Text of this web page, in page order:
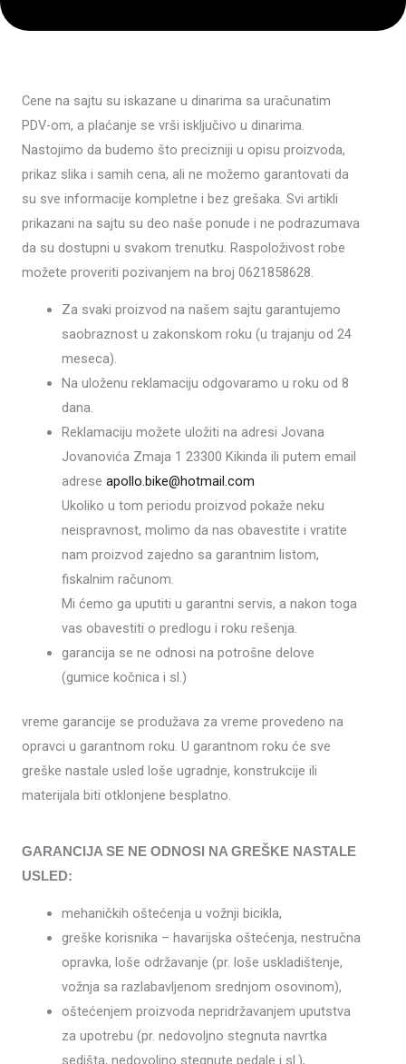
Cene na sajtu su iskazane u dinarima sa uračunatim
PDV-om, a plaćanje se vrši isključivo u dinarima.
Nastojimo da budemo što precizniji u opisu proizvoda,
prikaz slika i samih cena, ali ne možemo garantovati da
su sve informacije kompletne i bez grešaka. Svi artikli
prikazani na sajtu su deo naše ponude i ne podrazumava
da su dostupni u svakom trenutku. Raspoloživost robe
možete proveriti pozivanjem na broj 0621858628.
Za svaki proizvod na našem sajtu garantujemo
saobraznost u zakonskom roku (u trajanju od 24
meseca).
Na uloženu reklamaciju odgovaramo u roku od 8
dana.
Reklamaciju možete uložiti na adresi Jovana
Jovanovića Zmaja 1 23300 Kikinda ili putem email
adrese apollo.bike@hotmail.com
Ukoliko u tom periodu proizvod pokaže neku
neispravnost, molimo da nas obavestite i vratite
nam proizvod zajedno sa garantnim listom,
fiskalnim računom.
Mi ćemo ga uputiti u garantni servis, a nakon toga
vas obavestiti o predlogu i roku rešenja.
garancija se ne odnosi na potrošne delove
(gumice kočnica i sl.)
vreme garancije se produžava za vreme provedeno na
opravci u garantnom roku. U garantnom roku će sve
greške nastale usled loše ugradnje, konstrukcije ili
materijala biti otklonjene besplatno.
GARANCIJA SE NE ODNOSI NA GREŠKE NASTALE
USLED:
mehaničkih oštećenja u vožnji bicikla,
greške korisnika – havarijska oštećenja, nestručna
opravka, loše održavanje (pr. loše uskladištenje,
vožnja sa razlabavljenom srednjom osovinom),
oštećenjem proizvoda nepridržavanjem uputstva
za upotrebu (pr. nedovoljno stegnuta navrtka
sedišta, nedovoljno stegnute pedale i sl.),